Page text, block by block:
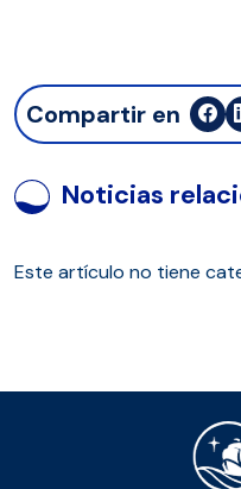
Compartir en
Noticias
Este artículo no tiene